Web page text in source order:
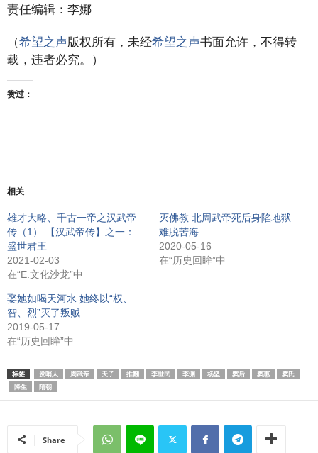
责任编辑：李娜
（希望之声版权所有，未经希望之声书面允许，不得转
载，违者必究。）
赞过：
相关
雄才大略、千古一帝之汉武帝
传（1） 【汉武帝传】之一：
盛世君王
2021-02-03
在“E.文化沙龙”中
灭佛教 北周武帝死后身陷地狱
难脱苦海
2020-05-16
在“历史回眸”中
娶她如喝天河水 她终以“权、
智、烈”灭了叛贼
2019-05-17
在“历史回眸”中
标签 发哨人 周武帝 天子 推翻 李世民 李渊 杨坚 窦后 窦惠
窦氏
降生
隋朝
Share